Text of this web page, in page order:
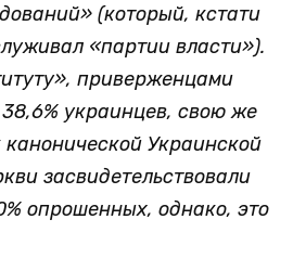
(который, кстати
«партии власти»).
приверженцами
украинцев, свою же
Украинской
засвидетельствовали
опрошенных, однако, это